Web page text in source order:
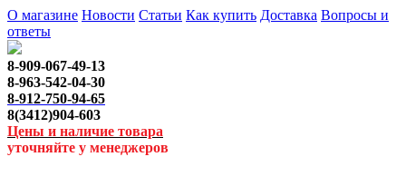
О магазине Новости Статьи Как купить Доставка Вопросы и
ответы
8-909-067-49-13
8-963-542-04-30
8-912-750-94-65
8(3412)904-603
Цены и наличие товара
уточняйте у менеджеров